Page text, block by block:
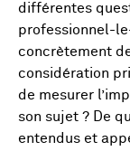
différentes
professionnel-
concrètement
considération
de mesurer
son sujet ? De
entendus et